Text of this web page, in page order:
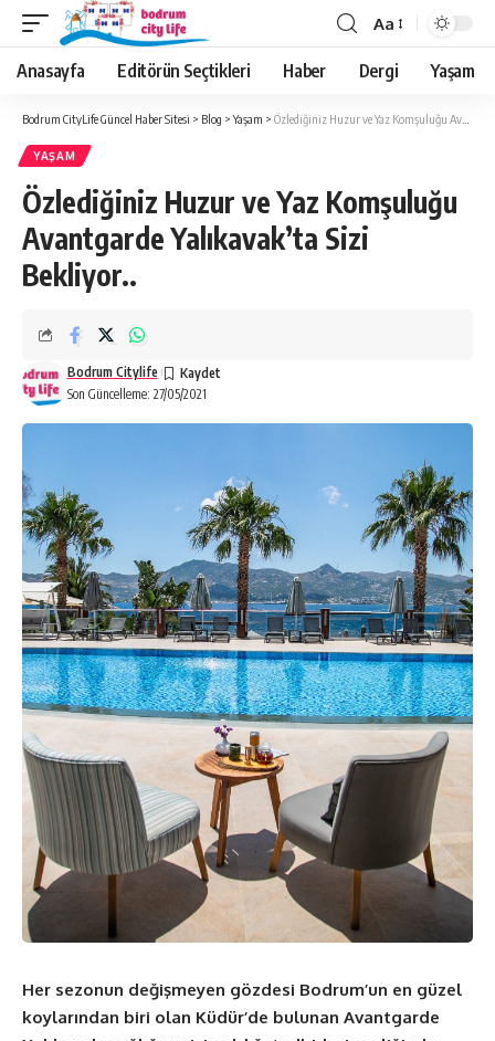
Aa
Anasayfa Editörün Seçtikleri Haber Dergi Yaşam
Bodrum CityLife Güncel Haber Sitesi > Blog >Yaşam > Özlediğiniz Huzur ve Yaz Komşuluğu Avantgarde Yalıkavak’ta Sizi Bekliyor..
YAŞAM
Özlediğiniz Huzur ve Yaz Komşuluğu
Avantgarde Yalıkavak’ta Sizi
Bekliyor..
Son Güncelleme: 27/05/2021
Bodrum Citylife
Her sezonun değişmeyen gözdesi Bodrum’un en güzel
koylarından biri olan Küdür’de bulunan Avantgarde